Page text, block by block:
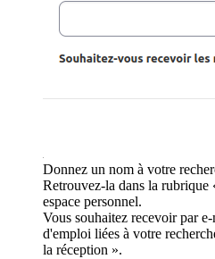
Donnez un nom à votre
Retrouvez-la dans la rubrique
espace personnel.
Vous souhaitez recevoir par
d'emploi liées à votre
la réception ».